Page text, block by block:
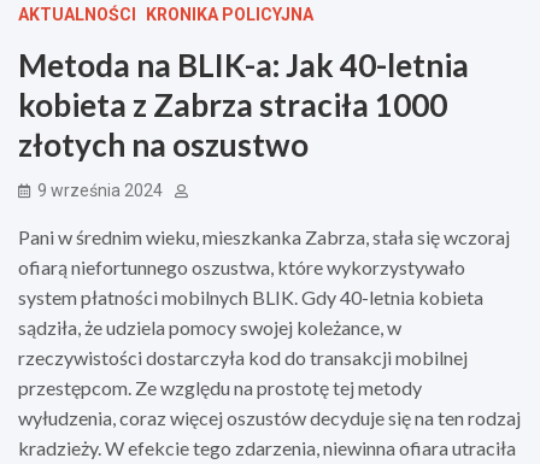
AKTUALNOŚCI KRONIKA POLICYJNA
Metoda na BLIK-a: Jak 40-letnia
kobieta z Zabrza straciła 1000
złotych na oszustwo
9 września 2024
Pani w średnim wieku, mieszkanka Zabrza, stała się wczoraj
ofiarą niefortunnego oszustwa, które wykorzystywało
system płatności mobilnych BLIK. Gdy 40-letnia kobieta
sądziła, że udziela pomocy swojej koleżance, w
rzeczywistości dostarczyła kod do transakcji mobilnej
przestępcom. Ze względu na prostotę tej metody
wyłudzenia, coraz więcej oszustów decyduje się na ten rodzaj
kradzieży. W efekcie tego zdarzenia, niewinna ofiara utraciła